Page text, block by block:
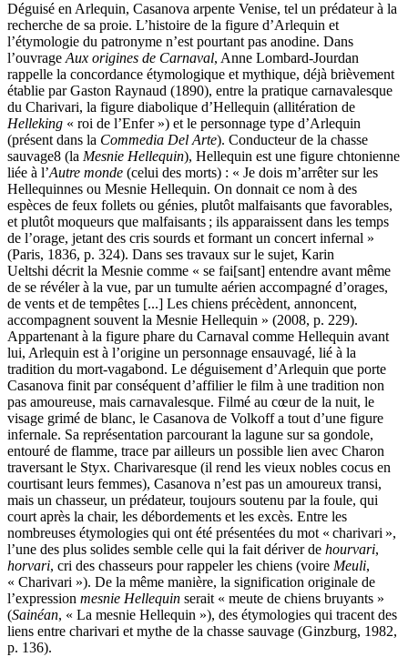
Déguisé en Arlequin, Casanova arpente Venise, tel un prédateur à la
recherche de sa proie. L’histoire de la figure d’Arlequin et
l’étymologie du patronyme n’est pourtant pas anodine. Dans
l’ouvrage Aux origines de Carnaval, Anne Lombard-Jourdan
rappelle la concordance étymologique et mythique, déjà brièvement
établie par Gaston Raynaud (1890), entre la pratique carnavalesque
du Charivari, la figure diabolique d’Hellequin (allitération de
Helleking « roi de l’Enfer ») et le personnage type d’Arlequin
(présent dans la Commedia Del Arte). Conducteur de la chasse
sauvage8 (la Mesnie Hellequin), Hellequin est une figure chtonienne
liée à l’Autre monde (celui des morts) : « Je dois m’arrêter sur les
Hellequinnes ou Mesnie Hellequin. On donnait ce nom à des
espèces de feux follets ou génies, plutôt malfaisants que favorables,
et plutôt moqueurs que malfaisants ; ils apparaissent dans les temps
de l’orage, jetant des cris sourds et formant un concert infernal »
(Paris, 1836, p. 324). Dans ses travaux sur le sujet, Karin
Ueltshi décrit la Mesnie comme « se fai[sant] entendre avant même
de se révéler à la vue, par un tumulte aérien accompagné d’orages,
de vents et de tempêtes [...] Les chiens précèdent, annoncent,
accompagnent souvent la Mesnie Hellequin » (2008, p. 229).
Appartenant à la figure phare du Carnaval comme Hellequin avant
lui, Arlequin est à l’origine un personnage ensauvagé, lié à la
tradition du mort-vagabond. Le déguisement d’Arlequin que porte
Casanova finit par conséquent d’affilier le film à une tradition non
pas amoureuse, mais carnavalesque. Filmé au cœur de la nuit, le
visage grimé de blanc, le Casanova de Volkoff a tout d’une figure
infernale. Sa représentation parcourant la lagune sur sa gondole,
entouré de flamme, trace par ailleurs un possible lien avec Charon
traversant le Styx. Charivaresque (il rend les vieux nobles cocus en
courtisant leurs femmes), Casanova n’est pas un amoureux transi,
mais un chasseur, un prédateur, toujours soutenu par la foule, qui
court après la chair, les débordements et les excès. Entre les
nombreuses étymologies qui ont été présentées du mot « charivari »,
l’une des plus solides semble celle qui la fait dériver de hourvari,
horvari, cri des chasseurs pour rappeler les chiens (voire Meuli,
« Charivari »). De la même manière, la signification originale de
l’expression mesnie Hellequin serait « meute de chiens bruyants »
(Sainéan, « La mesnie Hellequin »), des étymologies qui tracent des
liens entre charivari et mythe de la chasse sauvage (Ginzburg, 1982,
p. 136).